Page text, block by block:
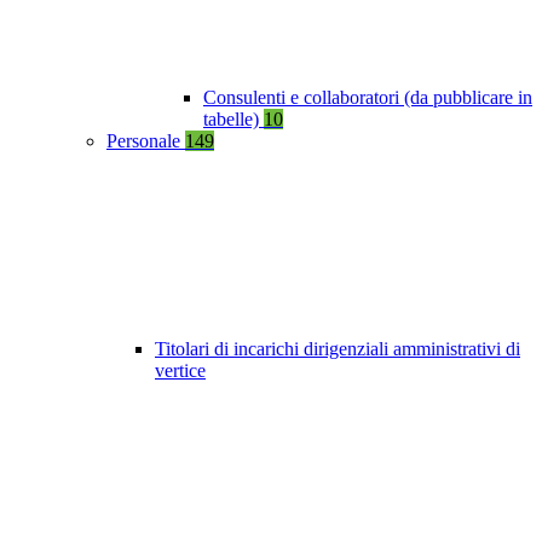
Consulenti e collaboratori (da pubblicare in
tabelle) 10
Personale 149
Titolari di incarichi dirigenziali amministrativi di
vertice